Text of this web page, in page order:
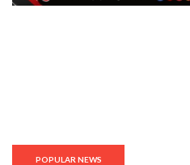
POPULAR NEWS